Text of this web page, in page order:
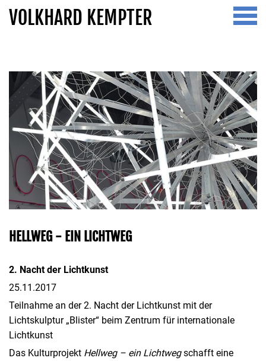
Ausstellungen.
News.
Kontakt.
VOLKHARD KEMPTER
HELLWEG - EIN LICHTWEG
2. Nacht der Lichtkunst
25.11.2017
Teilnahme an der 2. Nacht der Lichtkunst mit der
Lichtskulptur „Blister“ beim Zentrum für internationale
Lichtkunst
Das Kulturprojekt Hellweg – ein Lichtwegschafft eine